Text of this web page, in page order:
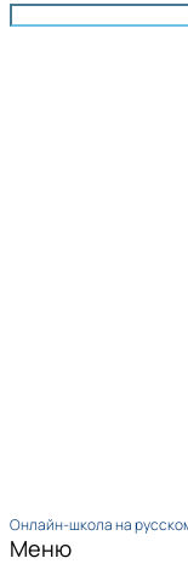
Онлайн-школа на
Меню